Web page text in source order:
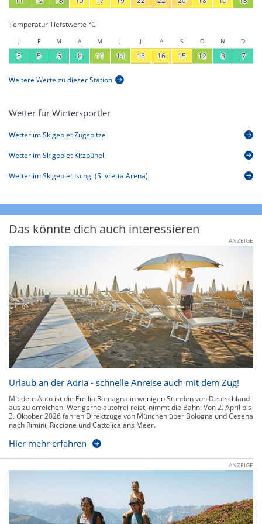
Temperatur Tiefstwerte °C
J F M A M J J A S O N D
5 5 6 8 11 14 16 16 15 12 8 7
Weitere Werte zu dieser Station
Wetter für Wintersportler
Wetter im Skigebiet Zugspitze
Wetter im Skigebiet Kitzbühel
Wetter im Skigebiet Ischgl (Silvretta Arena)
Das könnte dich auch interessieren
ANZEIGE
Urlaub an der Adria - schnelle Anreise auch mit dem Zug!
Mit dem Auto ist die Emilia Romagna in wenigen Stunden von Deutschland
aus zu erreichen. Wer gerne autofrei reist, nimmt die Bahn: Von 2. April bis
3. Oktober 2026 fahren Direktzüge von München über Bologna und Cesena
nach Rimini, Riccione und Cattolica ans Meer.
Hier mehr erfahren
ANZEIGE